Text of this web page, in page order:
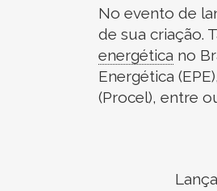
No evento de
de sua criação.
energética no
Energética
(Procel), entre